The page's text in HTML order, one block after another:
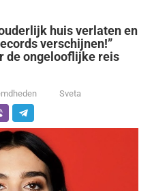
huis verlaten en
verschijnen!”
de ongelooflijke reis
Sveta